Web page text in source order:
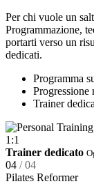
Per chi vuole un
Programmazione,
portarti verso un
dedicati.
Programma
Progressione
Trainer
1:1
Trainer dedicato
04 / 04
Pilates Reformer